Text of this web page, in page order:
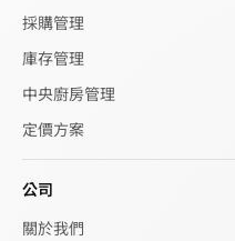
採購管理
庫存管理
中央廚房管理
定價方案
公司
關於我們